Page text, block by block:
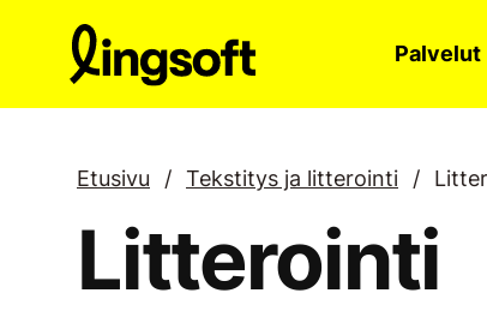
sisältöön
Palvelut
Etusivu / Tekstitys ja litterointi /
Litterointi